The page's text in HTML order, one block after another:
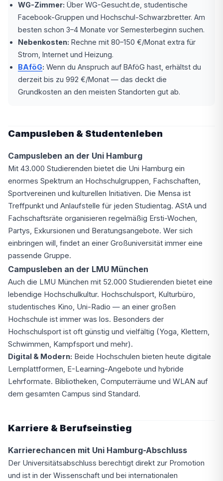
WG-Zimmer: Über WG-Gesucht.de, studentische
Facebook-Gruppen und Hochschul-Schwarzbretter. Am
besten schon 3–4 Monate vor Semesterbeginn suchen.
Nebenkosten: Rechne mit 80–150 €/Monat extra für
Strom, Internet und Heizung.
BAföG: Wenn du Anspruch auf BAföG hast, erhältst du
derzeit bis zu 992 €/Monat — das deckt die
Grundkosten an den meisten Standorten gut ab.
Campusleben & Studentenleben
Campusleben an der Uni Hamburg
Mit 43.000 Studierenden bietet die Uni Hamburg ein
enormes Spektrum an Hochschulgruppen, Fachschaften,
Sportvereinen und kulturellen Initiativen. Die Mensa ist
Treffpunkt und Anlaufstelle für jeden Studientag. AStA und
Fachschaftsräte organisieren regelmäßig Ersti-Wochen,
Partys, Exkursionen und Beratungsangebote. Wer sich
einbringen will, findet an einer Großuniversität immer eine
passende Gruppe.
Campusleben an der LMU München
Auch die LMU München mit 52.000 Studierenden bietet eine
lebendige Hochschulkultur. Hochschulsport, Kulturbüro,
studentisches Kino, Uni-Radio — an einer großen
Hochschule ist immer was los. Besonders der
Hochschulsport ist oft günstig und vielfältig (Yoga, Klettern,
Schwimmen, Kampfsport und mehr).
Digital & Modern: Beide Hochschulen bieten heute digitale
Lernplattformen, E-Learning-Angebote und hybride
Lehrformate. Bibliotheken, Computerräume und WLAN auf
dem gesamten Campus sind Standard.
Karriere & Berufseinstieg
Karrierechancen mit Uni Hamburg-Abschluss
Der Universitätsabschluss berechtigt direkt zur Promotion
und ist in der Wissenschaft und bei internationalen